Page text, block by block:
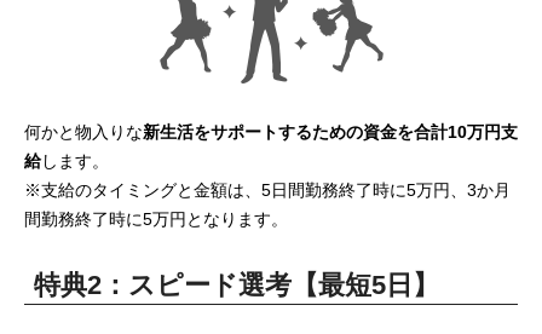
何かと物入りな新生活をサポートするための資金を合計10万円支
給します。
※支給のタイミングと金額は、5日間勤務終了時に5万円、3か月
間勤務終了時に5万円となります。
特典2：スピード選考【最短5日】